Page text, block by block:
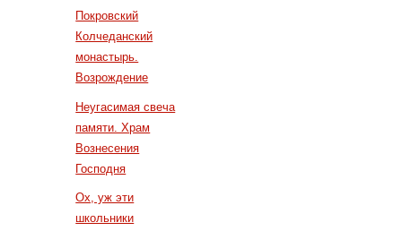
Покровский
Колчеданский
монастырь.
Возрождение
Неугасимая свеча
памяти. Храм
Вознесения
Господня
Ох, уж эти
школьники